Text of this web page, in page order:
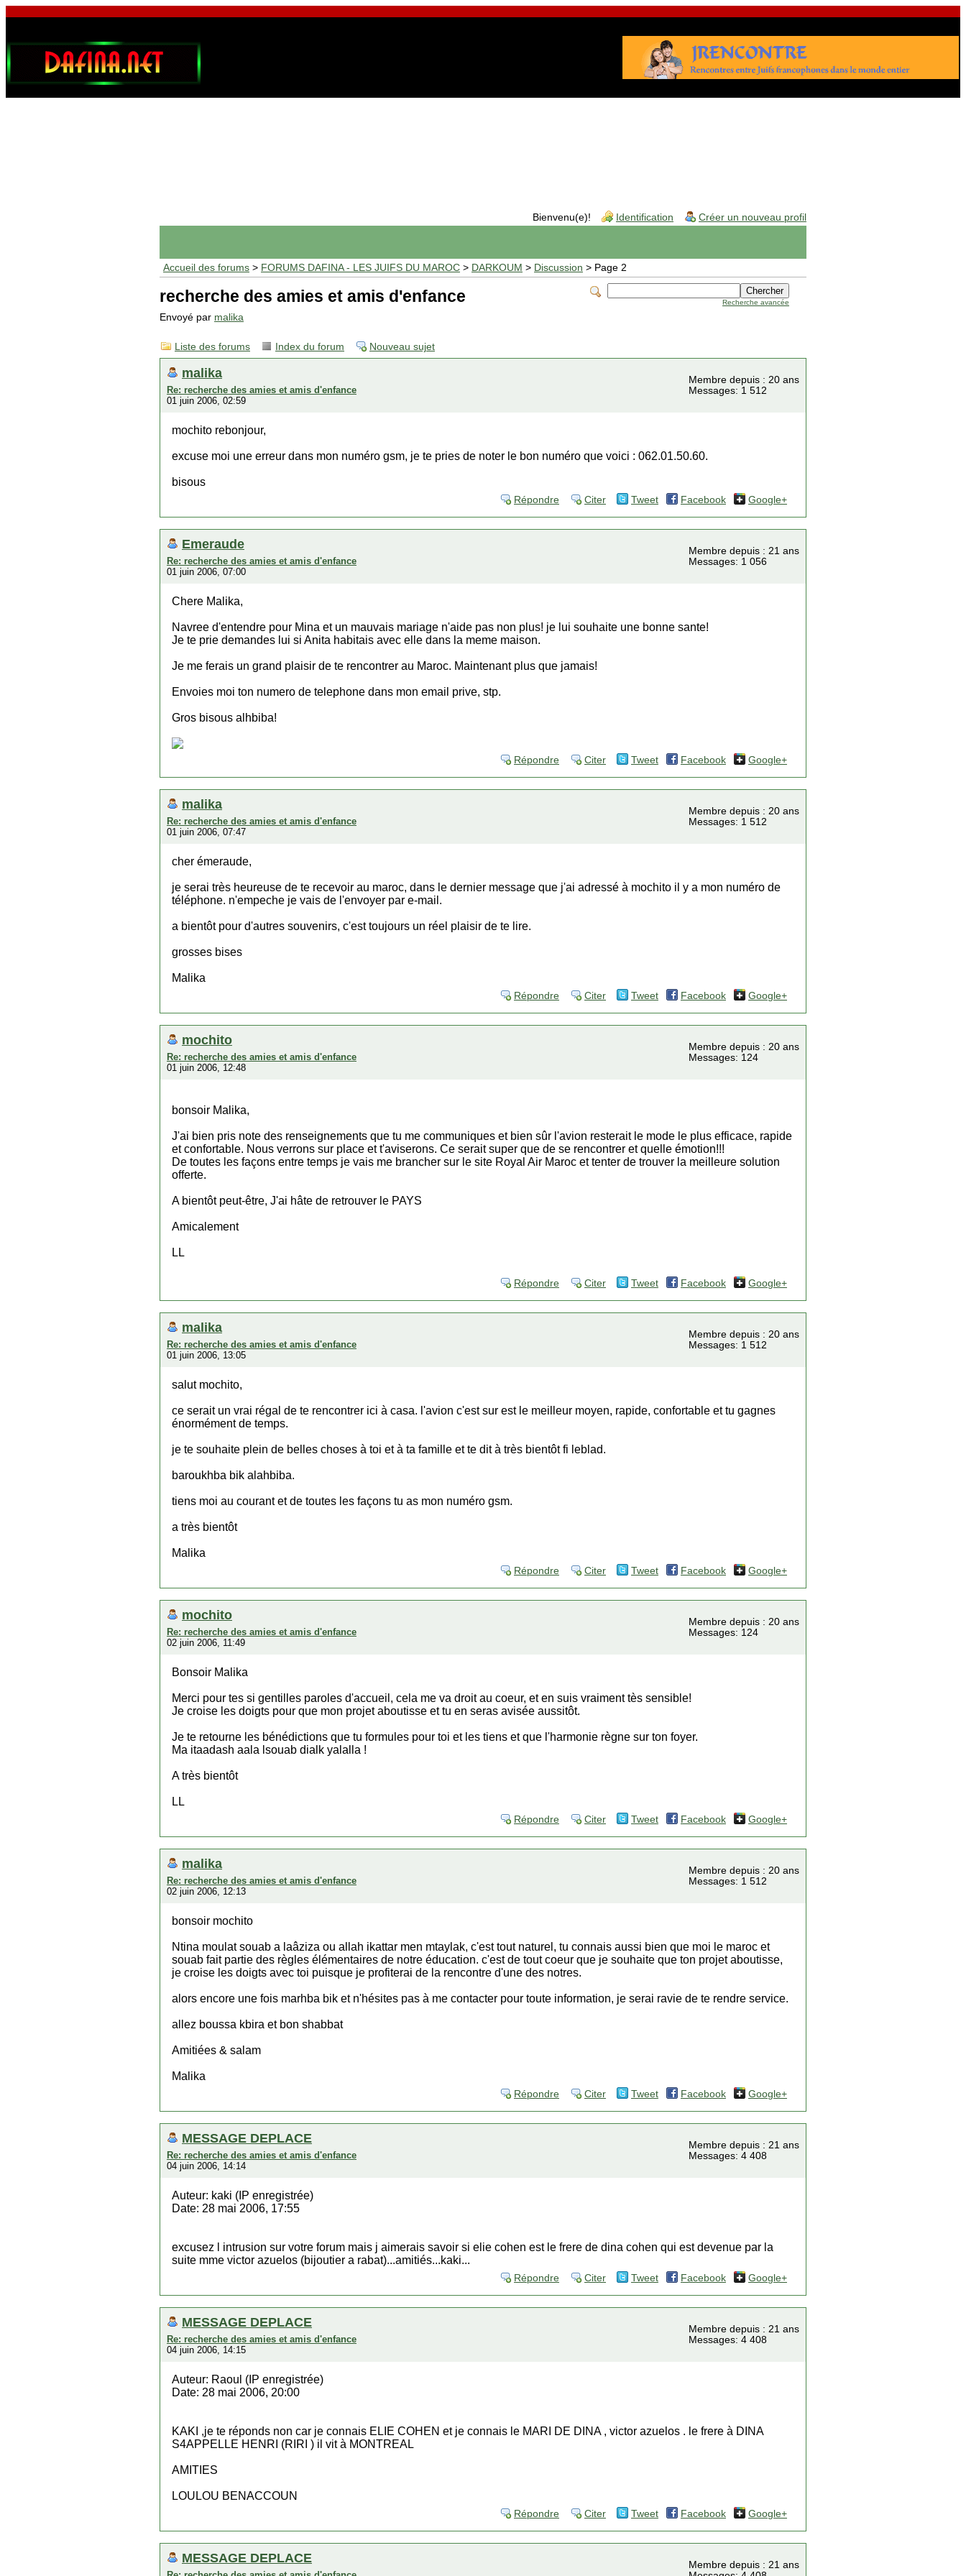
Bienvenu(e)! Identification Créer un nouveau profil
Accueil des forums > FORUMS DAFINA - LES JUIFS DU MAROC > DARKOUM > Discussion > Page 2
Recherche avancée
recherche des amies et amis d'enfance
Envoyé par malika
Liste des forums Index du forum Nouveau sujet
malika
Re: recherche des amies et amis d'enfance
01 juin 2006, 02:59
Membre depuis : 20 ans
Messages: 1 512
mochito rebonjour,
excuse moi une erreur dans mon numéro gsm, je te pries de noter le bon numéro que voici : 062.01.50.60.
bisous
Répondre Citer Tweet Facebook Google+
Emeraude
Re: recherche des amies et amis d'enfance
01 juin 2006, 07:00
Membre depuis : 21 ans
Messages: 1 056
Chere Malika,
Navree d'entendre pour Mina et un mauvais mariage n'aide pas non plus! je lui souhaite une bonne sante!
Je te prie demandes lui si Anita habitais avec elle dans la meme maison.
Je me ferais un grand plaisir de te rencontrer au Maroc. Maintenant plus que jamais!
Envoies moi ton numero de telephone dans mon email prive, stp.
Gros bisous alhbiba!
Répondre Citer Tweet Facebook Google+
malika
Re: recherche des amies et amis d'enfance
01 juin 2006, 07:47
Membre depuis : 20 ans
Messages: 1 512
cher émeraude,
je serai très heureuse de te recevoir au maroc, dans le dernier message que j'ai adressé à mochito il y a mon numéro de
téléphone. n'empeche je vais de l'envoyer par e-mail.
a bientôt pour d'autres souvenirs, c'est toujours un réel plaisir de te lire.
grosses bises
Malika
Répondre Citer Tweet Facebook Google+
mochito
Re: recherche des amies et amis d'enfance
01 juin 2006, 12:48
Membre depuis : 20 ans
Messages: 124
bonsoir Malika,
J'ai bien pris note des renseignements que tu me communiques et bien sûr l'avion resterait le mode le plus efficace, rapide
et confortable. Nous verrons sur place et t'aviserons. Ce serait super que de se rencontrer et quelle émotion!!!
De toutes les façons entre temps je vais me brancher sur le site Royal Air Maroc et tenter de trouver la meilleure solution
offerte.
A bientôt peut-être, J'ai hâte de retrouver le PAYS
Amicalement
LL
Répondre Citer Tweet Facebook Google+
malika
Re: recherche des amies et amis d'enfance
01 juin 2006, 13:05
Membre depuis : 20 ans
Messages: 1 512
salut mochito,
ce serait un vrai régal de te rencontrer ici à casa. l'avion c'est sur est le meilleur moyen, rapide, confortable et tu gagnes
énormément de temps.
je te souhaite plein de belles choses à toi et à ta famille et te dit à très bientôt fi leblad.
baroukhba bik alahbiba.
tiens moi au courant et de toutes les façons tu as mon numéro gsm.
a très bientôt
Malika
Répondre Citer Tweet Facebook Google+
mochito
Re: recherche des amies et amis d'enfance
02 juin 2006, 11:49
Membre depuis : 20 ans
Messages: 124
Bonsoir Malika
Merci pour tes si gentilles paroles d'accueil, cela me va droit au coeur, et en suis vraiment tès sensible!
Je croise les doigts pour que mon projet aboutisse et tu en seras avisée aussitôt.
Je te retourne les bénédictions que tu formules pour toi et les tiens et que l'harmonie règne sur ton foyer.
Ma itaadash aala lsouab dialk yalalla !
A très bientôt
LL
Répondre Citer Tweet Facebook Google+
malika
Re: recherche des amies et amis d'enfance
02 juin 2006, 12:13
Membre depuis : 20 ans
Messages: 1 512
bonsoir mochito
Ntina moulat souab a laâziza ou allah ikattar men mtaylak, c'est tout naturel, tu connais aussi bien que moi le maroc et
souab fait partie des règles élémentaires de notre éducation. c'est de tout coeur que je souhaite que ton projet aboutisse,
je croise les doigts avec toi puisque je profiterai de la rencontre d'une des notres.
alors encore une fois marhba bik et n'hésites pas à me contacter pour toute information, je serai ravie de te rendre service.
allez boussa kbira et bon shabbat
Amitiées & salam
Malika
Répondre Citer Tweet Facebook Google+
MESSAGE DEPLACE
Re: recherche des amies et amis d'enfance
04 juin 2006, 14:14
Membre depuis : 21 ans
Messages: 4 408
Auteur: kaki (IP enregistrée)
Date: 28 mai 2006, 17:55
excusez l intrusion sur votre forum mais j aimerais savoir si elie cohen est le frere de dina cohen qui est devenue par la
suite mme victor azuelos (bijoutier a rabat)...amitiés...kaki...
Répondre Citer Tweet Facebook Google+
MESSAGE DEPLACE
Re: recherche des amies et amis d'enfance
04 juin 2006, 14:15
Membre depuis : 21 ans
Messages: 4 408
Auteur: Raoul (IP enregistrée)
Date: 28 mai 2006, 20:00
KAKI ,je te réponds non car je connais ELIE COHEN et je connais le MARI DE DINA , victor azuelos . le frere à DINA
S4APPELLE HENRI (RIRI ) il vit à MONTREAL
AMITIES
LOULOU BENACCOUN
Répondre Citer Tweet Facebook Google+
MESSAGE DEPLACE
Membre depuis : 21 ans